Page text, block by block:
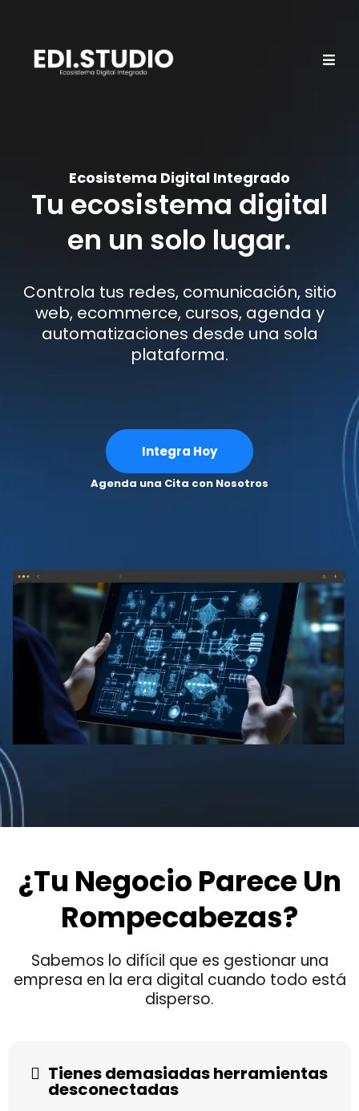
Ecosistema Digital Integrado
Tu ecosistema digital
en un solo lugar.
Controla tus redes, comunicación, sitio
web, ecommerce, cursos, agenda y
automatizaciones desde una sola
plataforma.
Integra Hoy
Agenda una Cita con Nosotros
¿Tu Negocio Parece Un
Rompecabezas?
Sabemos lo difícil que es gestionar una
empresa en la era digital cuando todo está
disperso.
Tienes demasiadas herramientas
desconectadas